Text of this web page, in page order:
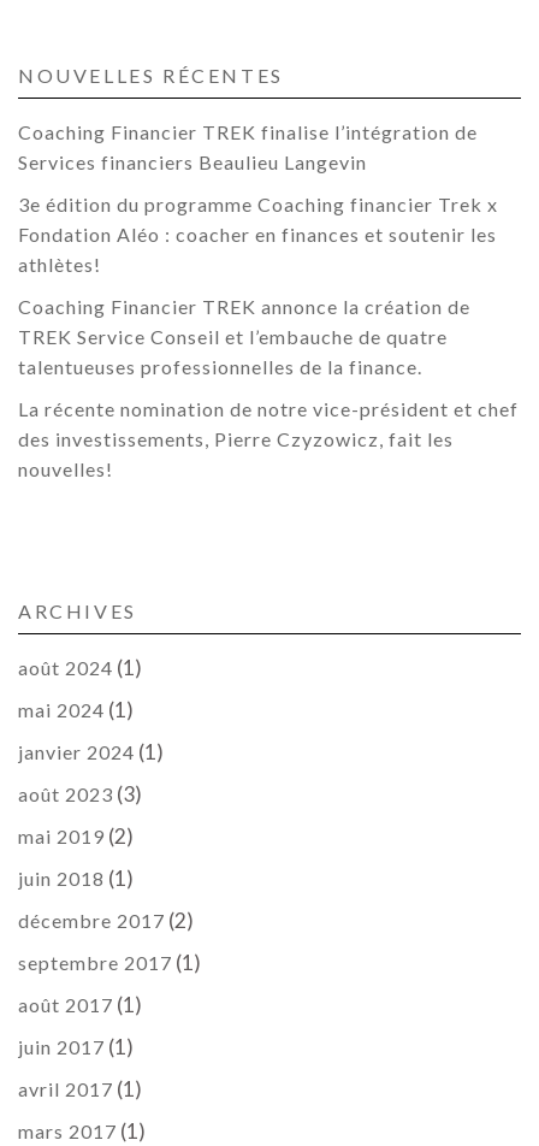
NOUVELLES RÉCENTES
Coaching Financier TREK finalise l’intégration de
Services financiers Beaulieu Langevin
3e édition du programme Coaching financier Trek x
Fondation Aléo : coacher en finances et soutenir les
athlètes!
Coaching Financier TREK annonce la création de
TREK Service Conseil et l’embauche de quatre
talentueuses professionnelles de la finance.
La récente nomination de notre vice-président et chef
des investissements, Pierre Czyzowicz, fait les
nouvelles!
ARCHIVES
août 2024 (1)
mai 2024 (1)
janvier 2024 (1)
août 2023 (3)
mai 2019 (2)
juin 2018 (1)
décembre 2017 (2)
septembre 2017 (1)
août 2017 (1)
juin 2017 (1)
avril 2017 (1)
mars 2017 (1)